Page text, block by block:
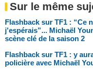
Sur le même
Flashback sur TF1 : “Ce
j'espérais”... Michaël
scène clé de la saison 2
Flashback sur TF1 : y
policière avec Michaël